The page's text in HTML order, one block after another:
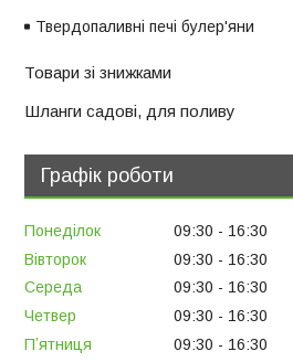
Твердопаливні печі булер'яни
Товари зі знижками
Шланги садові, для поливу
Графік роботи
Понеділок 09:30
16:30
Вівторок
09:30
16:30
Середа
09:30
16:30
Четвер
09:30
16:30
Пʼятниця
09:30
16:30